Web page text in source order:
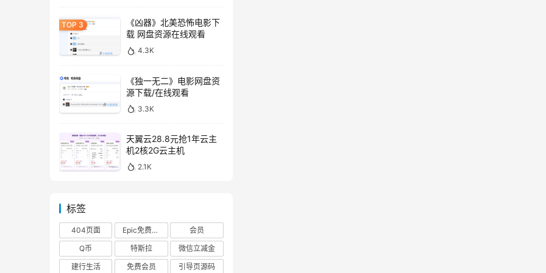
《凶器》北美恐怖电影下
载 网盘资源在线观看
4.3K
《独一无二》电影网盘资
源下载/在线观看
3.3K
天翼云28.8元抢1年云主
机2核2G云主机
2.1K
标签
404页面 Epic免费游戏
会员
Q币
特斯拉
微信立减金
建行生活
免费会员 引导页源码